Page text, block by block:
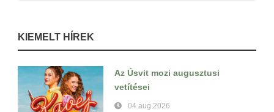
KIEMELT HÍREK
Az Úsvit mozi augusztusi
vetítései
04 aug 2026